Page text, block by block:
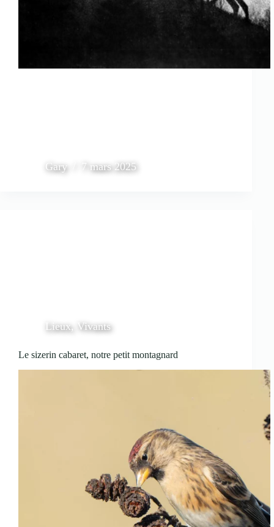
Gary 7 mars 2025
Lieux, Vivants
Le sizerin cabaret, notre petit montagnard